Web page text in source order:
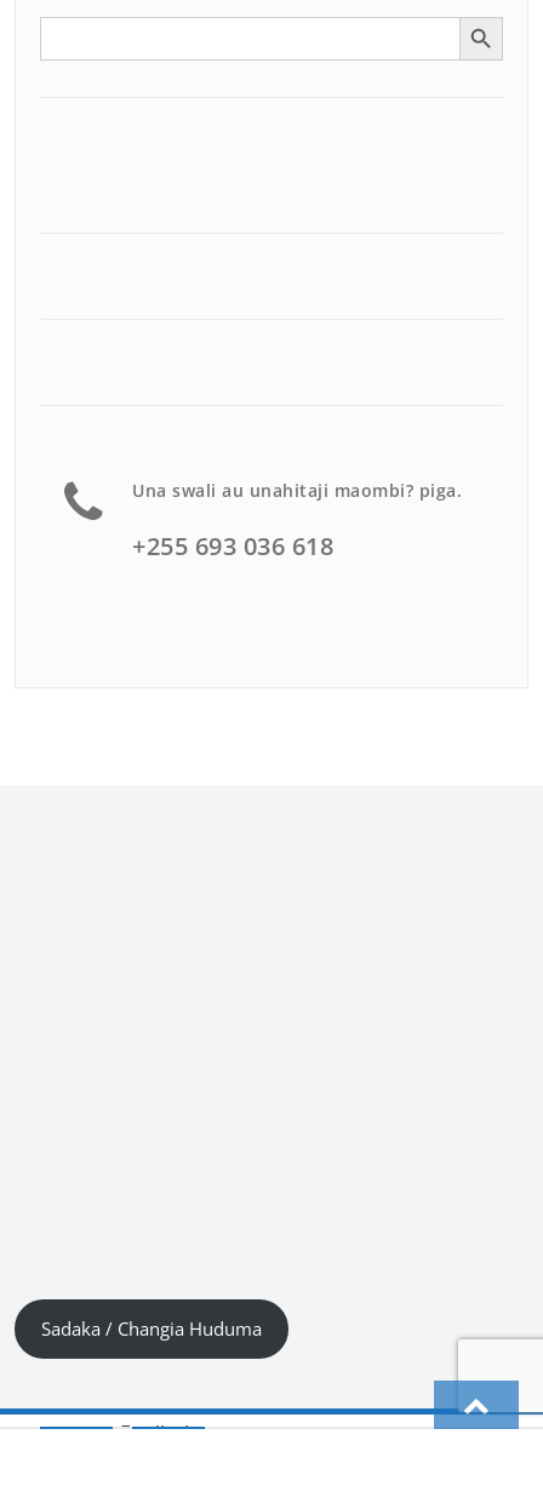
Search Search Button
Una swali au unahitaji maombi? piga.
+255 693 036 618
Sadaka / Changia Huduma
English( Englisch)